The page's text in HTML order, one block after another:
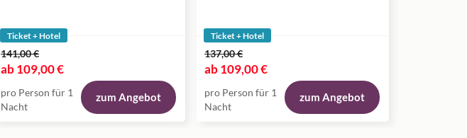
Ticket + Hotel
141,00 €
ab109,00 €
pro Person für 1
Nacht
zum Angebot
Ticket + Hotel
137,00 €
ab109,00 €
pro Person für 1
Nacht
zum Angebot